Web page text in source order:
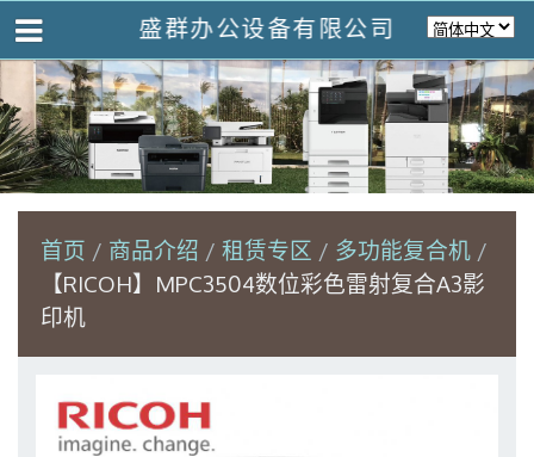
盛群办公设备有限公司
首页 商品介绍 租赁专区
多功能复合机
【RICOH】MPC3504数位彩色雷射复合A3影
印机